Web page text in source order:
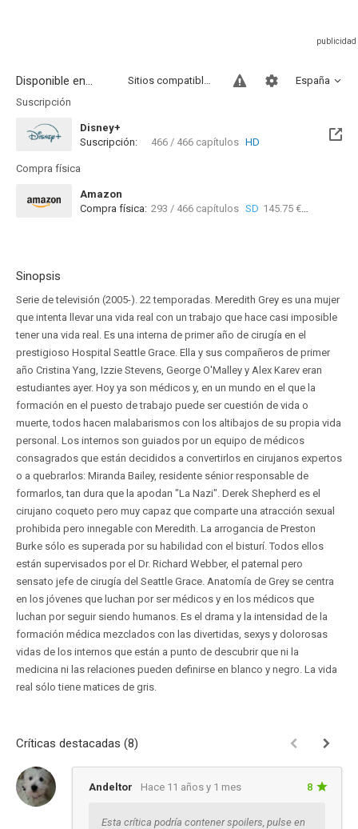
Disponible en... España
Sitios compatibles
Suscripción
Disney+
Suscripción:
466 / 466 capítulos HD
Compra física
Amazon
Compra física: 293 / 466 capítulos SD 145.75 €
Sinopsis
Serie de televisión (2005-). 22 temporadas. Meredith Grey es una mujer
que intenta llevar una vida real con un trabajo que hace casi imposible
tener una vida real. Es una interna de primer año de cirugía en el
prestigioso Hospital Seattle Grace. Ella y sus compañeros de primer
año Cristina Yang, Izzie Stevens, George O'Malley y Alex Karev eran
estudiantes ayer. Hoy ya son médicos y, en un mundo en el que la
formación en el puesto de trabajo puede ser cuestión de vida o
muerte, todos hacen malabarismos con los altibajos de su propia vida
personal. Los internos son guiados por un equipo de médicos
consagrados que están decididos a convertirlos en cirujanos expertos
o a quebrarlos: Miranda Bailey, residente sénior responsable de
formarlos, tan dura que la apodan "La Nazi". Derek Shepherd es el
cirujano coqueto pero muy capaz que comparte una atracción sexual
prohibida pero innegable con Meredith. La arrogancia de Preston
Burke sólo es superada por su habilidad con el bisturí. Todos ellos
están supervisados por el Dr. Richard Webber, el paternal pero
sensato jefe de cirugía del Seattle Grace. Anatomía de Grey se centra
en los jóvenes que luchan por ser médicos y en los médicos que
luchan por seguir siendo humanos. Es el drama y la intensidad de la
formación médica mezclados con las divertidas, sexys y dolorosas
vidas de los internos que están a punto de descubrir que ni la
medicina ni las relaciones pueden definirse en blanco y negro. La vida
real sólo tiene matices de gris.
Críticas destacadas (8)
Andeltor Hace 11 años y 1 mes 8
Esta crítica podría contener spoilers, pulse en